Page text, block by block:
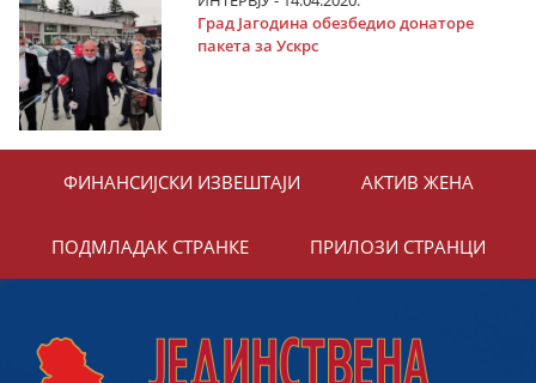
Град Јагодина обезбедио донаторе
пакета за Ускрс
ФИНАНСИЈСКИ ИЗВЕШТАЈИ АКТИВ ЖЕНА
ПОДМЛАДАК СТРАНКЕ ПРИЛОЗИ СТРАНЦИ